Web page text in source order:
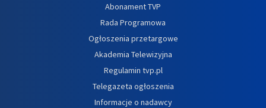
Abonament TVP
Rada Programowa
Ogłoszenia przetargowe
Akademia Telewizyjna
Regulamin tvp.pl
Telegazeta ogłoszenia
Informacje o nadawcy